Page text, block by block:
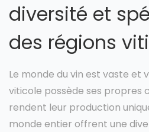
diversité et
des régions
Le monde du vin est vaste et
viticole possède ses propres
rendent leur production
monde entier offrent une